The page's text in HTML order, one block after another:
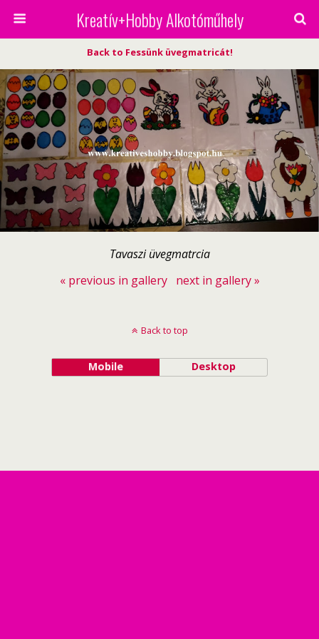
Kreatív+Hobby Alkotóműhely
Back to Fessünk üvegmatricát!
Tavaszi üvegmatrcia
« previous in gallery
next in gallery »
Back to top
Mobile Desktop